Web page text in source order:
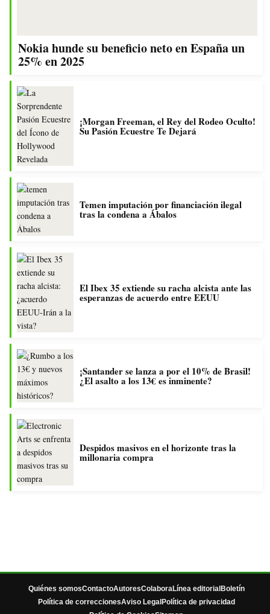
Nokia hunde su beneficio neto en España un
25% en 2025
¡Morgan Freeman, el Rey del Rodeo Oculto!
Su Pasión Ecuestre Te Dejará
Temen imputación por financiación ilegal
tras la condena a Ábalos
El Ibex 35 extiende su racha alcista ante las
esperanzas de acuerdo entre EEUU
¡Santander se lanza a por el 10% de Brasil!
¿El asalto a los 13€ es inminente?
Despidos masivos en el horizonte tras la
millonaria compra
Quiénes somosContactoAutoresColaboraLínea editorial Boletín
Política de correccionesAviso Legal Política de privacidad